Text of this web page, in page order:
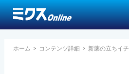
ホーム > コンテンツ詳細 > 新薬の立ちイチ